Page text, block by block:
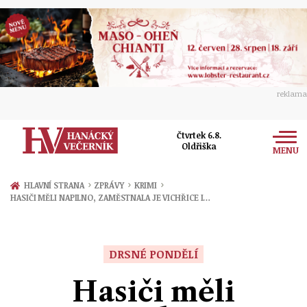
reklama
Čtvrtek 6.8.
Oldřiška
MENU
Zprávy
Ekonomika
HLAVNÍ STRANA › ZPRÁVY › KRIMI ›
HASIČI MĚLI NAPILNO, ZAMĚSTNALA JE VICHŘICE I…
DRSNÉ PONDĚLÍ
Hasiči měli